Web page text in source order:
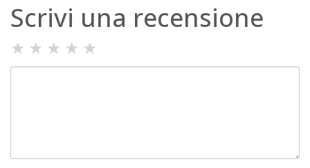
Scrivi una recensione
★ ★ ★ ★ ★